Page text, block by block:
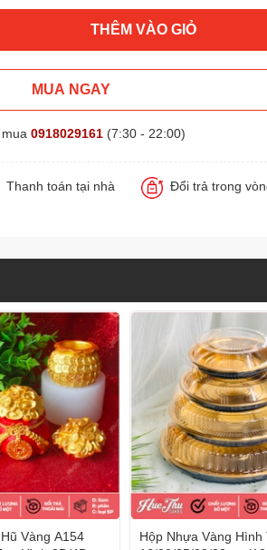
THÊM VÀO GIỎ
MUA NGAY
0918029161 (7:30 - 22:00)
Thanh toán tại nhà Đổi trả trong
Vàng A154
Hộp Nhựa Vàng Hình